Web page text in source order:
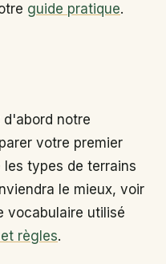
guide pratique.
notre
votre premier
les types de terrains
le mieux, voir
vocabulaire utilisé
règles.